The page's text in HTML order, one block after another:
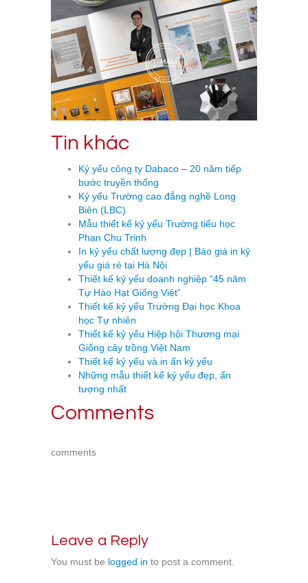
Tin khác
Kỷ yếu công ty Dabaco – 20 năm tiếp
bước truyền thống
Kỷ yếu Trường cao đẳng nghề Long
Biên (LBC)
Mẫu thiết kế kỷ yếu Trường tiểu học
Phan Chu Trinh
In kỷ yếu chất lượng đẹp | Báo giá in kỷ
yếu giá rẻ tại Hà Nội
Thiết kế kỷ yếu doanh nghiệp “45 năm
Tự Hào Hạt Giống Việt”
Thiết kế kỷ yếu Trường Đại học Khoa
học Tự nhiên
Thiết kế kỷ yếu Hiệp hội Thương mại
Giống cây trồng Việt Nam
Thiết kế kỷ yếu và in ấn kỷ yếu
Những mẫu thiết kế kỷ yếu đẹp, ấn
tượng nhất
Comments
comments
Leave a Reply
You must be logged in to post a comment.